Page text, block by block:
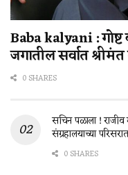
Baba kalyani : गोष्ट
जगातील सर्वात
0 SHARES
सचिन पळाला ! राजीव
संग्रहालयाच्या
0 SHARES